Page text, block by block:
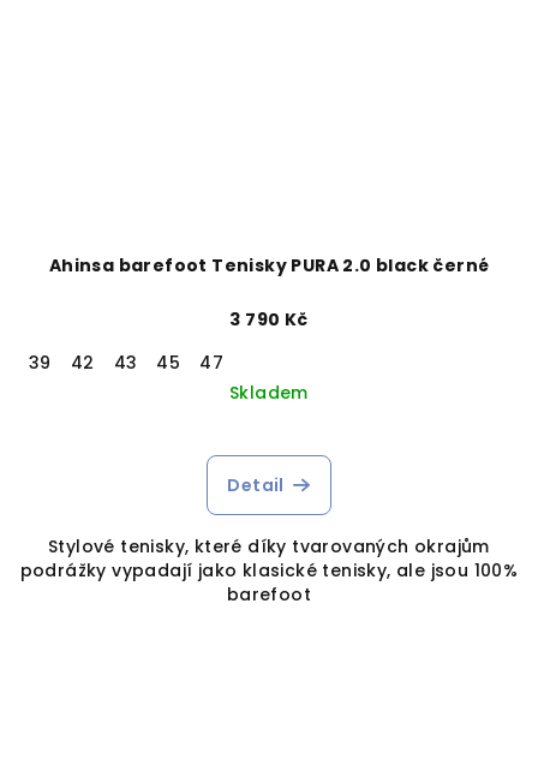
Ahinsa barefoot Tenisky PURA 2.0 black černé
3 790 Kč
39
42 43 45
47
Skladem
Detail
Stylové tenisky, které díky tvarovaných okrajům
podrážky vypadají jako klasické tenisky, ale jsou 100%
barefoot